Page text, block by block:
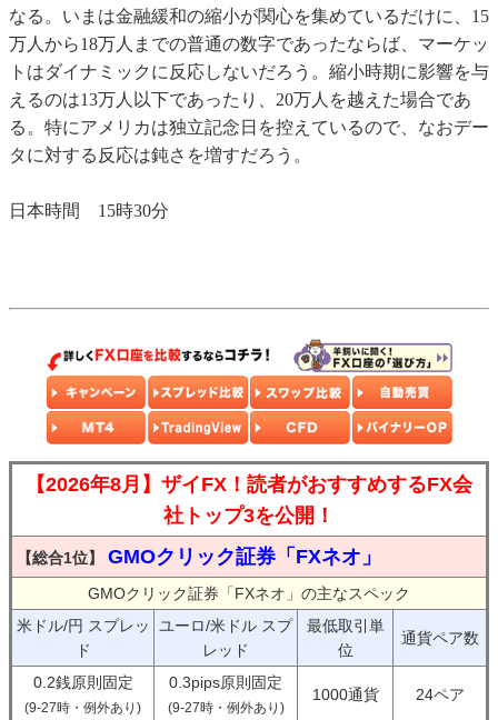
なる。いまは金融緩和の縮小が関心を集めているだけに、15
万人から18万人までの普通の数字であったならば、マーケッ
トはダイナミックに反応しないだろう。縮小時期に影響を与
えるのは13万人以下であったり、20万人を越えた場合であ
る。特にアメリカは独立記念日を控えているので、なおデー
タに対する反応は鈍さを増すだろう。
日本時間 15時30分
【2026年8月】ザイFX！読者がおすすめするFX会
社トップ3を公開！
【総合1位】 GMOクリック証券「FXネオ」
GMOクリック証券「FXネオ」の主なスペック
米ドル/円 スプレッ
ド
ユーロ/米ドル スプ
レッド
最低取引単
位
通貨ペア数
0.2銭原則固定
(9-27時・例外あり)
0.3pips原則固定
(9-27時・例外あり)
1000通貨 24ペア